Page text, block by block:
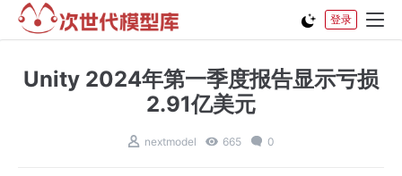
登录
Unity 2024年第一季度报告显示亏损
2.91亿美元
nextmodel 665 0